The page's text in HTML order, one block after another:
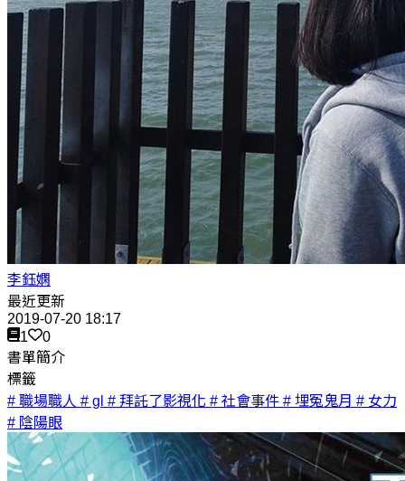
李鈺嫻
最近更新
2019-07-20 18:17
1
0
書單簡介
標籤
# 職場職人 # gl # 拜託了影視化 # 社會事件 # 埋冤鬼月 # 女力
# 陰陽眼